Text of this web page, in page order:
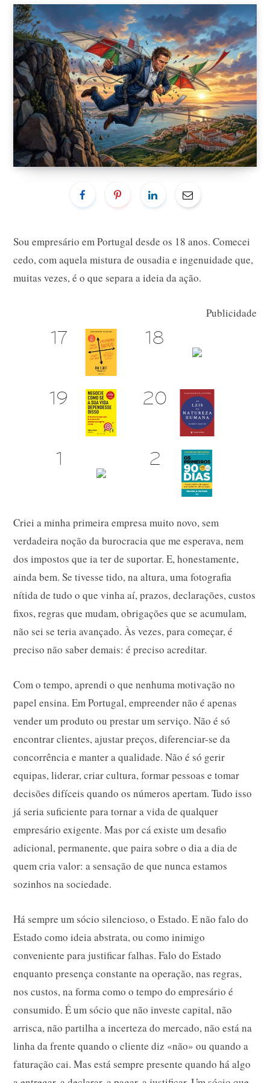
Sou empresário em Portugal desde os 18 anos. Comecei
cedo, com aquela mistura de ousadia e ingenuidade que,
muitas vezes, é o que separa a ideia da ação.
Publicidade
Criei a minha primeira empresa muito novo, sem
verdadeira noção da burocracia que me esperava, nem
dos impostos que ia ter de suportar. E, honestamente,
ainda bem. Se tivesse tido, na altura, uma fotografia
nítida de tudo o que vinha aí, prazos, declarações, custos
fixos, regras que mudam, obrigações que se acumulam,
não sei se teria avançado. Às vezes, para começar, é
preciso não saber demais: é preciso acreditar.
Com o tempo, aprendi o que nenhuma motivação no
papel ensina. Em Portugal, empreender não é apenas
vender um produto ou prestar um serviço. Não é só
encontrar clientes, ajustar preços, diferenciar-se da
concorrência e manter a qualidade. Não é só gerir
equipas, liderar, criar cultura, formar pessoas e tomar
decisões difíceis quando os números apertam. Tudo isso
já seria suficiente para tornar a vida de qualquer
empresário exigente. Mas por cá existe um desafio
adicional, permanente, que paira sobre o dia a dia de
quem cria valor: a sensação de que nunca estamos
sozinhos na sociedade.
Há sempre um sócio silencioso, o Estado. E não falo do
Estado como ideia abstrata, ou como inimigo
conveniente para justificar falhas. Falo do Estado
enquanto presença constante na operação, nas regras,
nos custos, na forma como o tempo do empresário é
consumido. É um sócio que não investe capital, não
arrisca, não partilha a incerteza do mercado, não está na
linha da frente quando o cliente diz «não» ou quando a
faturação cai. Mas está sempre presente quando há algo